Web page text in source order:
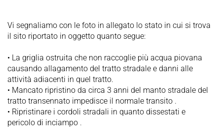
Vi segnaliamo con le foto in allegato lo stato in cui si trova
il sito riportato in oggetto quanto segue:
• La griglia ostruita che non raccoglie più acqua piovana
causando allagamento del tratto stradale e danni alle
attività adiacenti in quel tratto.
• Mancato ripristino da circa 3 anni del manto stradale del
tratto transennato impedisce il normale transito .
• Ripristinare i cordoli stradali in quanto dissestati e
pericolo di inciampo .